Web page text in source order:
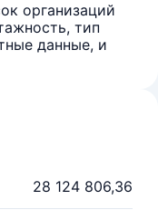
организаций
тип
данные, и
28 124 806,36